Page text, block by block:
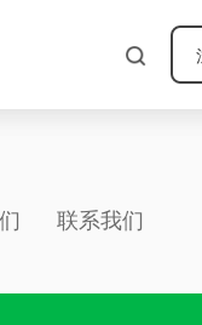
联系我们